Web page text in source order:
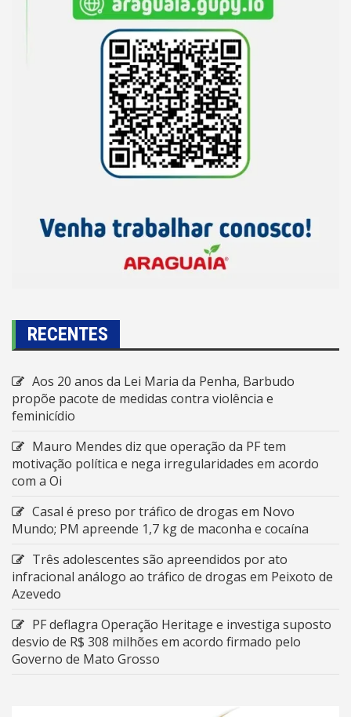
RECENTES
Aos 20 anos da Lei Maria da Penha, Barbudo
propõe pacote de medidas contra violência e
feminicídio
Mauro Mendes diz que operação da PF tem
motivação política e nega irregularidades em acordo
com a Oi
Casal é preso por tráfico de drogas em Novo
Mundo; PM apreende 1,7 kg de maconha e cocaína
Três adolescentes são apreendidos por ato
infracional análogo ao tráfico de drogas em Peixoto de
Azevedo
PF deflagra Operação Heritage e investiga suposto
desvio de R$ 308 milhões em acordo firmado pelo
Governo de Mato Grosso